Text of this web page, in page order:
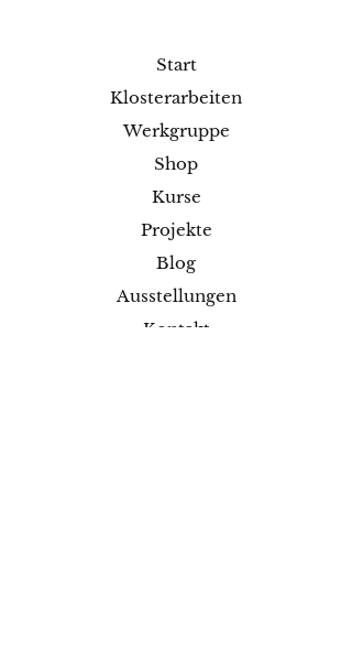
Start
Klosterarbeiten
Werkgruppe
Shop
Kurse
Projekte
Blog
Ausstellungen
Kontakt